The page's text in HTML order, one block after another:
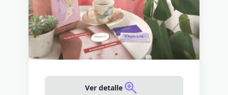
Ver detalle